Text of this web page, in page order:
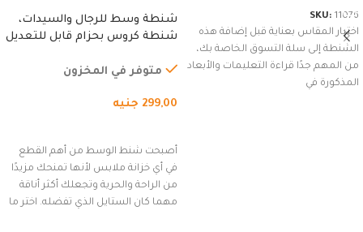
SKU: 11076
اختيار المقاس بعناية قبل إضافة هذه
الشنطة إلى سلة التسوق الخاصة بك،
من المهم جدًا قراءة التعليمات والأبعاد
المذكورة في
شنطة وسط للرجال والسيدات،
شنطة كروس بحزام قابل للتعديل
السفر، الجري العادي، المشي
(رمادي)
متوفر في المخزون
299,00 جنيه
أصبحت شنط الوسط من أهم القطع
في أي خزانة ملابس لأنها تمنحك مزيدًا
من الراحة والحرية وتجعلك أكثر أناقة
مهما كان الستايل الذي تفضله. اختر ما